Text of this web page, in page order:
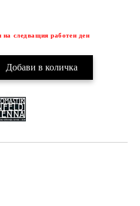
следващия работен ден